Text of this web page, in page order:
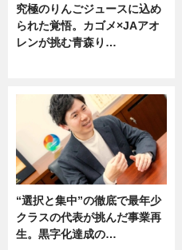
究極のりんごジュースに込め
られた覚悟。カゴメ×JAアオ
レンが挑む青森り…
“選択と集中”の徹底で最年少
クラスの代表が挑んだ事業再
生。黒字化達成の…